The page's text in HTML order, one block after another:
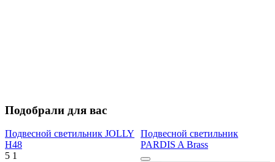
Подобрали для вас
Подвесной светильник JOLLY
H48
5 1
Подвесной светильник
PARDIS A Brass